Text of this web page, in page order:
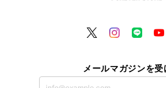
メールマガジンを受